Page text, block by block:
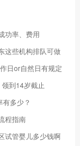
功率、费用
这些机构排队可做
日or自然日有规定
到14岁截止
多少？
程指南
试管婴儿多少钱啊